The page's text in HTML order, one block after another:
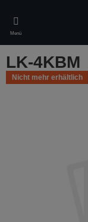
main
content
Menü
LK-4KBM
Nicht mehr erhältlich